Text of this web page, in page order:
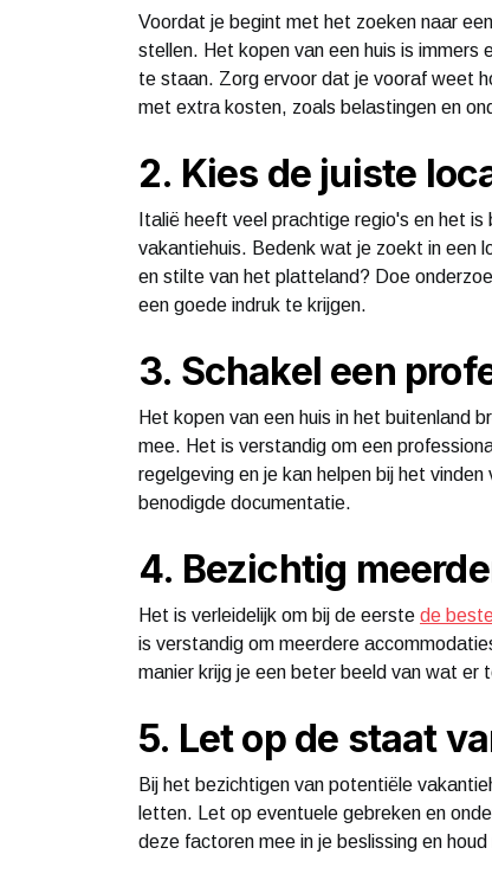
Voordat je begint met het zoeken naar
stellen. Het kopen van een huis is immers
te staan. Zorg ervoor dat je vooraf weet
met extra kosten, zoals belastingen en
2. Kies de juiste
Italië heeft veel prachtige regio's en het
vakantiehuis. Bedenk wat je zoekt in een
en stilte van het platteland? Doe
een goede indruk te krijgen.
3. Schakel een
Het kopen van een huis in het buitenland
mee. Het is verstandig om een
regelgeving en je kan helpen bij het
benodigde documentatie.
4. Bezichtig
Het is verleidelijk om bij de eerste de
is verstandig om meerdere
manier krijg je een beter beeld van wat er
5. Let op de staat
Bij het bezichtigen van potentiële
letten. Let op eventuele gebreken en
deze factoren mee in je beslissing en